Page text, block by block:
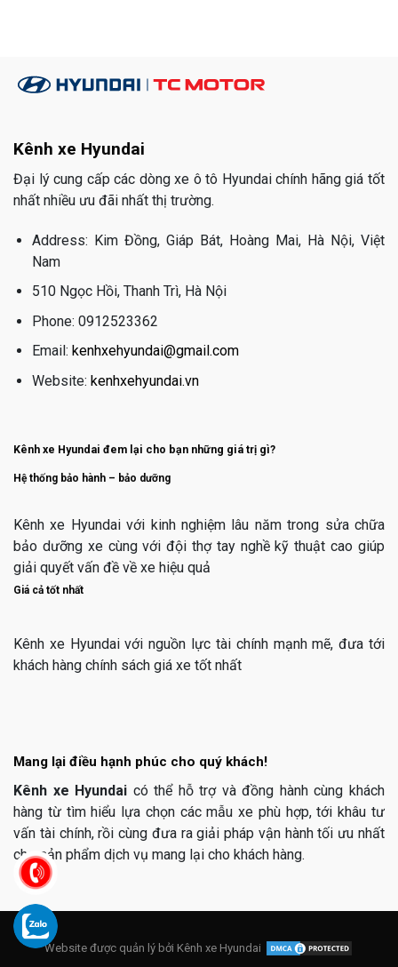
Kênh xe Hyundai
Đại lý cung cấp các dòng xe ô tô Hyundai chính hãng giá tốt
nhất nhiều ưu đãi nhất thị trường.
Address: Kim Đồng, Giáp Bát, Hoàng Mai, Hà Nội, Việt
Nam
510 Ngọc Hồi, Thanh Trì, Hà Nội
Phone: 0912523362
Email: kenhxehyundai@gmail.com
Website: kenhxehyundai.vn
Kênh xe Hyundai đem lại cho bạn những giá trị gì?
Hệ thống bảo hành – bảo dưỡng
Kênh xe Hyundai với kinh nghiệm lâu năm trong sửa chữa
bảo dưỡng xe cùng với đội thợ tay nghề kỹ thuật cao giúp
giải quyết vấn đề về xe hiệu quả
Giá cả tốt nhất
Kênh xe Hyundai với nguồn lực tài chính mạnh mẽ, đưa tới
khách hàng chính sách giá xe tốt nhất
Mang lại điều hạnh phúc cho quý khách!
Kênh xe Hyundai có thể hỗ trợ và đồng hành cùng khách
hàng từ tìm hiểu lựa chọn các mẫu xe phù hợp, tới khâu tư
vấn tài chính, rồi cùng đưa ra giải pháp vận hành tối ưu nhất
cho sản phẩm dịch vụ mang lại cho khách hàng.
Website được quản lý bởi Kênh xe Hyundai